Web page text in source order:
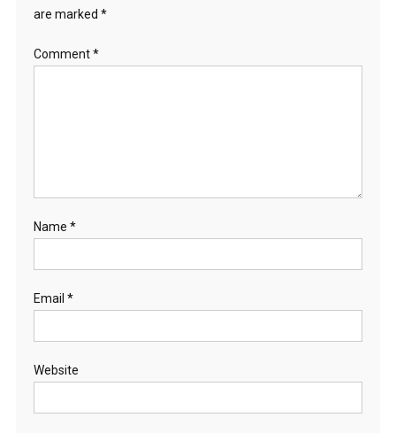
are marked *
Comment*
Name *
Email *
Website